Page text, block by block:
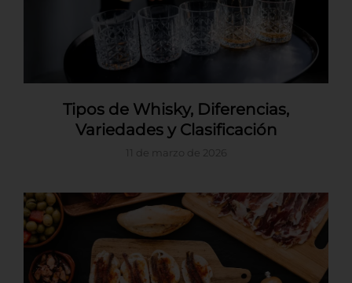
Tipos de Whisky, Diferencias,
Variedades y Clasificación
11 de marzo de 2026